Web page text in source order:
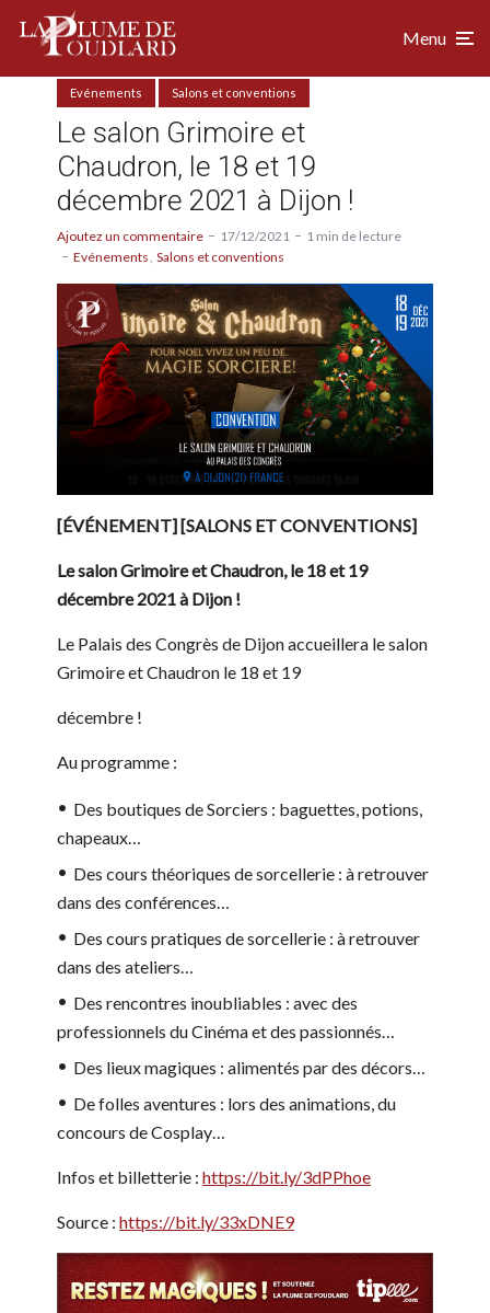
Menu
Evénements Salons et conventions
Le salon Grimoire et
Chaudron, le 18 et 19
décembre 2021 à Dijon !
Ajoutez un commentaire 17/12/2021
1 min de lecture
Evénements Salons et conventions
[ÉVÉNEMENT] [SALONS ET CONVENTIONS]
Le salon Grimoire et Chaudron, le 18 et 19
décembre 2021 à Dijon !
Le Palais des Congrès de Dijon accueillera le salon
Grimoire et Chaudron le 18 et 19
décembre !
Au programme :
Des boutiques de Sorciers : baguettes, potions,
chapeaux…
Des cours théoriques de sorcellerie : à retrouver
dans des conférences…
Des cours pratiques de sorcellerie : à retrouver
dans des ateliers…
Des rencontres inoubliables : avec des
professionnels du Cinéma et des passionnés…
Des lieux magiques : alimentés par des décors…
De folles aventures : lors des animations, du
concours de Cosplay…
Infos et billetterie : https://bit.ly/3dPPhoe
Source : https://bit.ly/33xDNE9